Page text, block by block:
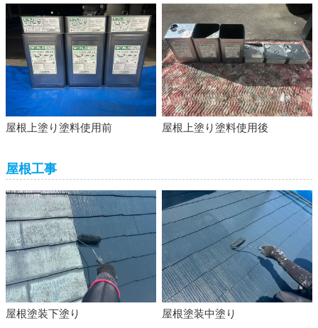
屋根上塗り塗料使用前 屋根上塗り塗料使用後
屋根工事
屋根塗装下塗り 屋根塗装中塗り